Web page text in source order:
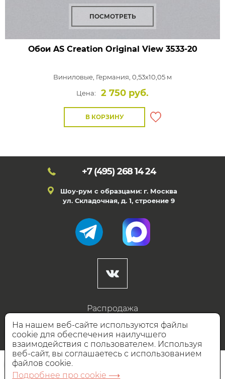
ПОСМОТРЕТЬ
Обои AS Creation Original View3533-20
Виниловые, Германия, 0,53x10,05 м
Цена:
2 750 руб.
В КОРЗИНУ
+7 (495) 268 14 24
Шоу-рум с образцами: г. Москва
ул. Складочная, д. 1, строение 9
Распродажа
Готовые дизайны
Дизайнерам
НАШИ ПАРТНЁРЫ
На нашем веб-сайте используются файлы
cookie для обеспечения наилучшего
взаимодействия с пользователем. Используя
веб-сайт, вы соглашаетесь с использованием
файлов cookie.
Подробнее про cookie ⟶